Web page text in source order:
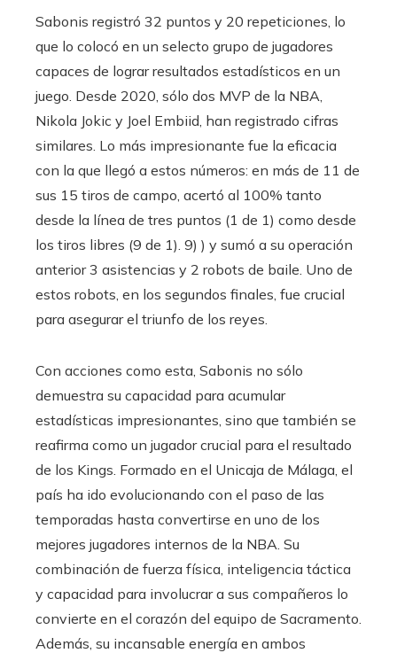
Sabonis registró 32 puntos y 20 repeticiones, lo
que lo colocó en un selecto grupo de jugadores
capaces de lograr resultados estadísticos en un
juego. Desde 2020, sólo dos MVP de la NBA,
Nikola Jokic y Joel Embiid, han registrado cifras
similares. Lo más impresionante fue la eficacia
con la que llegó a estos números: en más de 11 de
sus 15 tiros de campo, acertó al 100% tanto
desde la línea de tres puntos (1 de 1) como desde
los tiros libres (9 de 1). 9) ) y sumó a su operación
anterior 3 asistencias y 2 robots de baile. Uno de
estos robots, en los segundos finales, fue crucial
para asegurar el triunfo de los reyes.
Con acciones como esta, Sabonis no sólo
demuestra su capacidad para acumular
estadísticas impresionantes, sino que también se
reafirma como un jugador crucial para el resultado
de los Kings. Formado en el Unicaja de Málaga, el
país ha ido evolucionando con el paso de las
temporadas hasta convertirse en uno de los
mejores jugadores internos de la NBA. Su
combinación de fuerza física, inteligencia táctica
y capacidad para involucrar a sus compañeros lo
convierte en el corazón del equipo de Sacramento.
Además, su incansable energía en ambos